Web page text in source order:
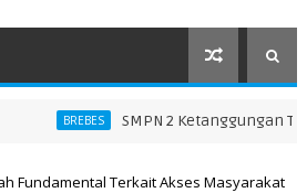
BREBES SMPN 2 Ketanggungan
Fundamental Terkait Akses Masyarakat